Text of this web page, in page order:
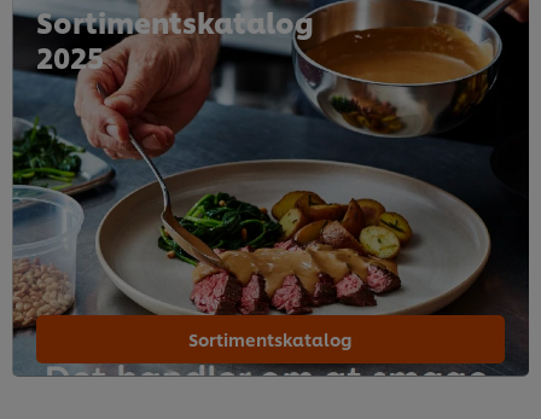
Sortimentskatalog
2025
Sortimentskatalog